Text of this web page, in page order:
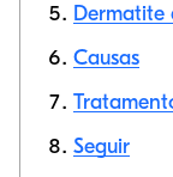
Dermatite
Causas
Seguir